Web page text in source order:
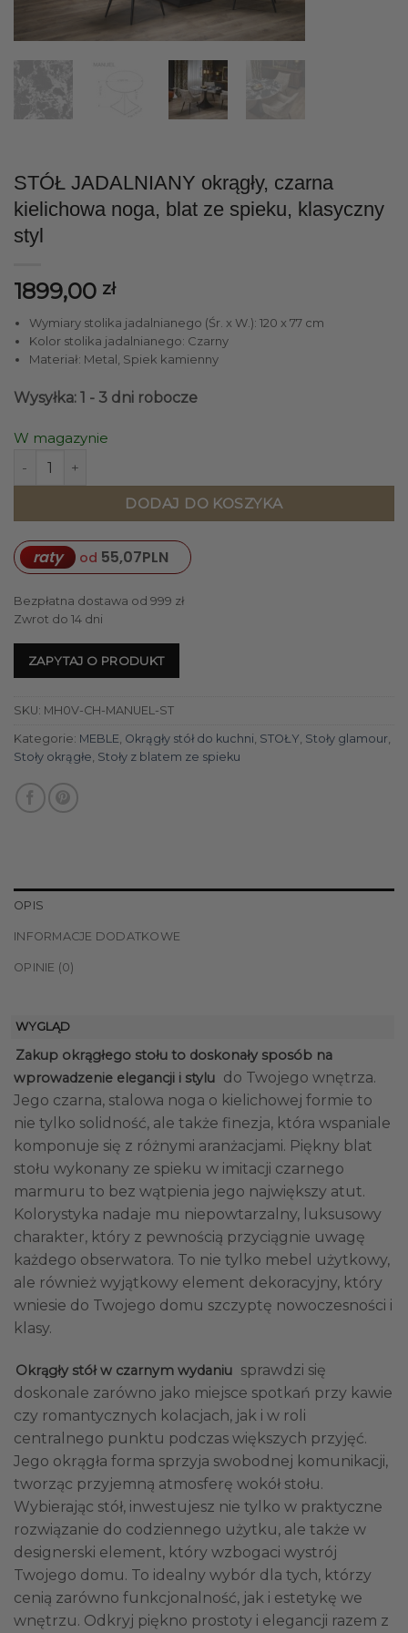
STÓŁ JADALNIANY okrągły, czarna
kielichowa noga, blat ze spieku, klasyczny
styl
1899,00 zł
Wymiary stolika jadalnianego (Śr. x W.): 120 x 77 cm
Kolor stolika jadalnianego: Czarny
Materiał: Metal, Spiek kamienny
Wysyłka: 1 - 3 dni robocze
W magazynie
ilość STÓŁ JADALNIANY okrągły, czarna kielichowa noga,
DODAJ DO KOSZYKA
raty od 55,07PLN
Bezpłatna dostawa od 999 zł
Zwrot do 14 dni
ZAPYTAJ O PRODUKT
SKU: MH0V-CH-MANUEL-ST
Kategorie: MEBLE, Okrągły stół do kuchni, STOŁY, Stoły glamour,
Stoły okrągłe, Stoły z blatem ze spieku
OPIS
INFORMACJE DODATKOWE
OPINIE (0)
WYGLĄD
Zakup okrągłego stołu to doskonały sposób na
wprowadzenie elegancji i stylu do Twojego wnętrza.
Jego czarna, stalowa noga o kielichowej formie to
nie tylko solidność, ale także finezja, która wspaniale
komponuje się z różnymi aranżacjami. Piękny blat
stołu wykonany ze spieku w imitacji czarnego
marmuru to bez wątpienia jego największy atut.
Kolorystyka nadaje mu niepowtarzalny, luksusowy
charakter, który z pewnością przyciągnie uwagę
każdego obserwatora. To nie tylko mebel użytkowy,
ale również wyjątkowy element dekoracyjny, który
wniesie do Twojego domu szczyptę nowoczesności i
klasy.
Okrągły stół w czarnym wydaniu sprawdzi się
doskonale zarówno jako miejsce spotkań przy kawie
czy romantycznych kolacjach, jak i w roli
centralnego punktu podczas większych przyjęć.
Jego okrągła forma sprzyja swobodnej komunikacji,
tworząc przyjemną atmosferę wokół stołu.
Wybierając stół, inwestujesz nie tylko w praktyczne
rozwiązanie do codziennego użytku, ale także w
designerski element, który wzbogaci wystrój
Twojego domu. To idealny wybór dla tych, którzy
cenią zarówno funkcjonalność, jak i estetykę we
wnętrzu. Odkryj piękno prostoty i elegancji razem z